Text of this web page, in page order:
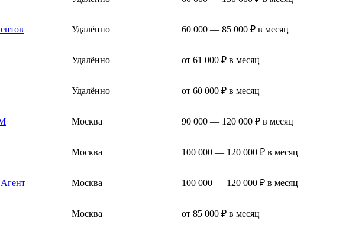
Удалённо 60 000 — 85 000 ₽ в месяц
Удалённо от 61 000 ₽ в месяц
Удалённо от 60 000 ₽ в месяц
Москва 90 000 — 120 000 ₽ в месяц
Москва 100 000 — 120 000 ₽ в месяц
Москва 100 000 — 120 000 ₽ в месяц
Москва от 85 000 ₽ в месяц